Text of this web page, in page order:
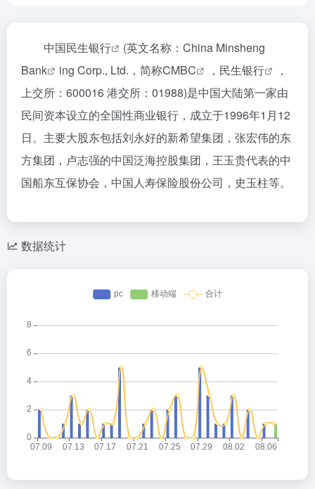
中国民生银行 (英文名称： China Minsheng
Bank
ing Corp., Ltd.，简称CMBC ， 民生银行
，
上交所：600016 港交所：01988)是中国大陆第一家由
民间资本设立的全国性商业银行，成立于1996年1月12
日。主要大股东包括刘永好的新希望集团，张宏伟的东
方集团，卢志强的中国泛海控股集团，王玉贵代表的中
国船东互保协会，中国人寿保险股份公司，史玉柱等。
数据统计